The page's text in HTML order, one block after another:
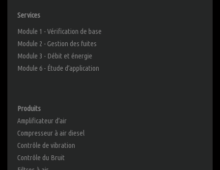
Services
Module 1 - Vérification de base
Module 2 - Gestion des fuites
Module 3 - Débit et énergie
Module 6 - Étude d’application
Produits
Amplificateur d’air
Compresseur à air diesel
Contrôle de vibration
Contrôle du Bruit